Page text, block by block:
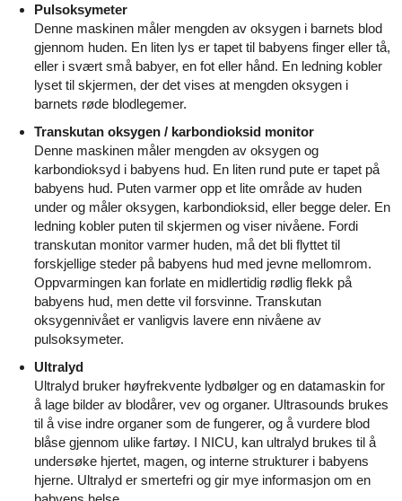
Pulsoksymeter
Denne maskinen måler mengden av oksygen i barnets blod
gjennom huden. En liten lys er tapet til babyens finger eller tå,
eller i svært små babyer, en fot eller hånd. En ledning kobler
lyset til skjermen, der det vises at mengden oksygen i
barnets røde blodlegemer.
Transkutan oksygen / karbondioksid monitor
Denne maskinen måler mengden av oksygen og
karbondioksyd i babyens hud. En liten rund pute er tapet på
babyens hud. Puten varmer opp et lite område av huden
under og måler oksygen, karbondioksid, eller begge deler. En
ledning kobler puten til skjermen og viser nivåene. Fordi
transkutan monitor varmer huden, må det bli flyttet til
forskjellige steder på babyens hud med jevne mellomrom.
Oppvarmingen kan forlate en midlertidig rødlig flekk på
babyens hud, men dette vil forsvinne. Transkutan
oksygennivået er vanligvis lavere enn nivåene av
pulsoksymeter.
Ultralyd
Ultralyd bruker høyfrekvente lydbølger og en datamaskin for
å lage bilder av blodårer, vev og organer. Ultrasounds brukes
til å vise indre organer som de fungerer, og å vurdere blod
blåse gjennom ulike fartøy. I NICU, kan ultralyd brukes til å
undersøke hjertet, magen, og interne strukturer i babyens
hjerne. Ultralyd er smertefri og gir mye informasjon om en